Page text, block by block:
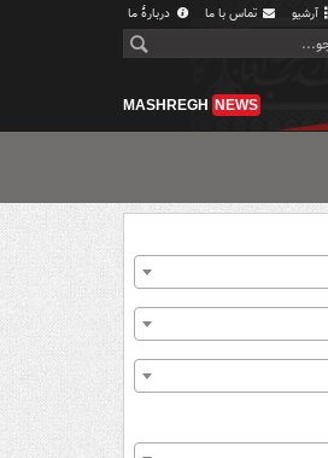
آرشیو تماس با ما دربارهٔ ما
MASHREGH NEWS